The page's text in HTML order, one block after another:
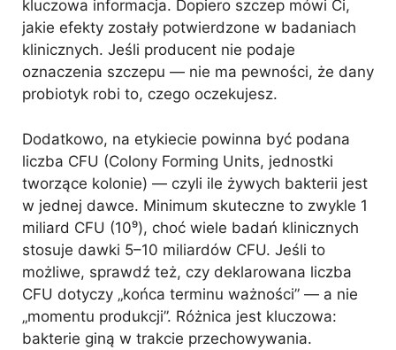
kluczowa informacja. Dopiero szczep mówi Ci,
jakie efekty zostały potwierdzone w badaniach
klinicznych. Jeśli producent nie podaje
oznaczenia szczepu — nie ma pewności, że dany
probiotyk robi to, czego oczekujesz.
Dodatkowo, na etykiecie powinna być podana
liczba CFU (Colony Forming Units, jednostki
tworzące kolonie) — czyli ile żywych bakterii jest
w jednej dawce. Minimum skuteczne to zwykle 1
miliard CFU (10⁹), choć wiele badań klinicznych
stosuje dawki 5–10 miliardów CFU. Jeśli to
możliwe, sprawdź też, czy deklarowana liczba
CFU dotyczy „końca terminu ważności” — a nie
„momentu produkcji”. Różnica jest kluczowa:
bakterie giną w trakcie przechowywania.